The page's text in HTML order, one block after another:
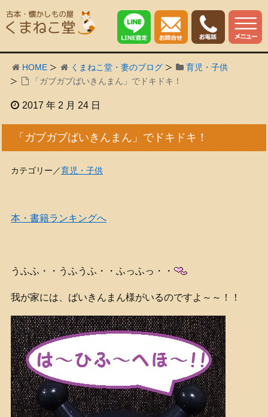
HOME くまねこ堂・妻のブログ
育児・子供
「ガブガブばいきんまん」でドキドキ！
2017 年 2 月 24 日
「ガブガブばいきんまん」でドキドキ！
カテゴリー／育児・子供
本・書籍ランキングへ
うふふ・・うふうふ・・ふっふっ・・
我が家には、ばいきんまん様がいるのですよ～～！！